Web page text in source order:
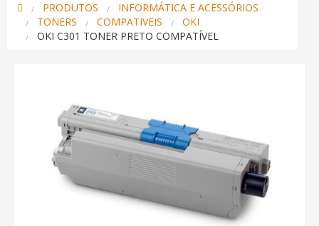
PRODUTOS
INFORMÁTICA E ACESSÓRIOS
TONERS
COMPATIVEIS
OKI
OKI C301 TONER PRETO COMPATÍVEL